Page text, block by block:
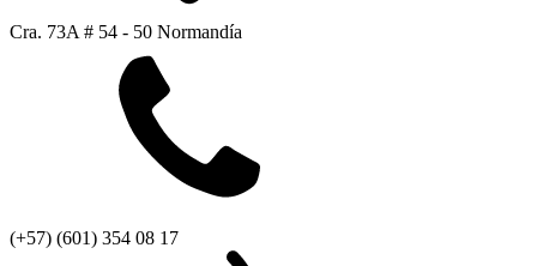
Cra. 73A # 54 - 50 Normandía
(+57) (601) 354 08 17